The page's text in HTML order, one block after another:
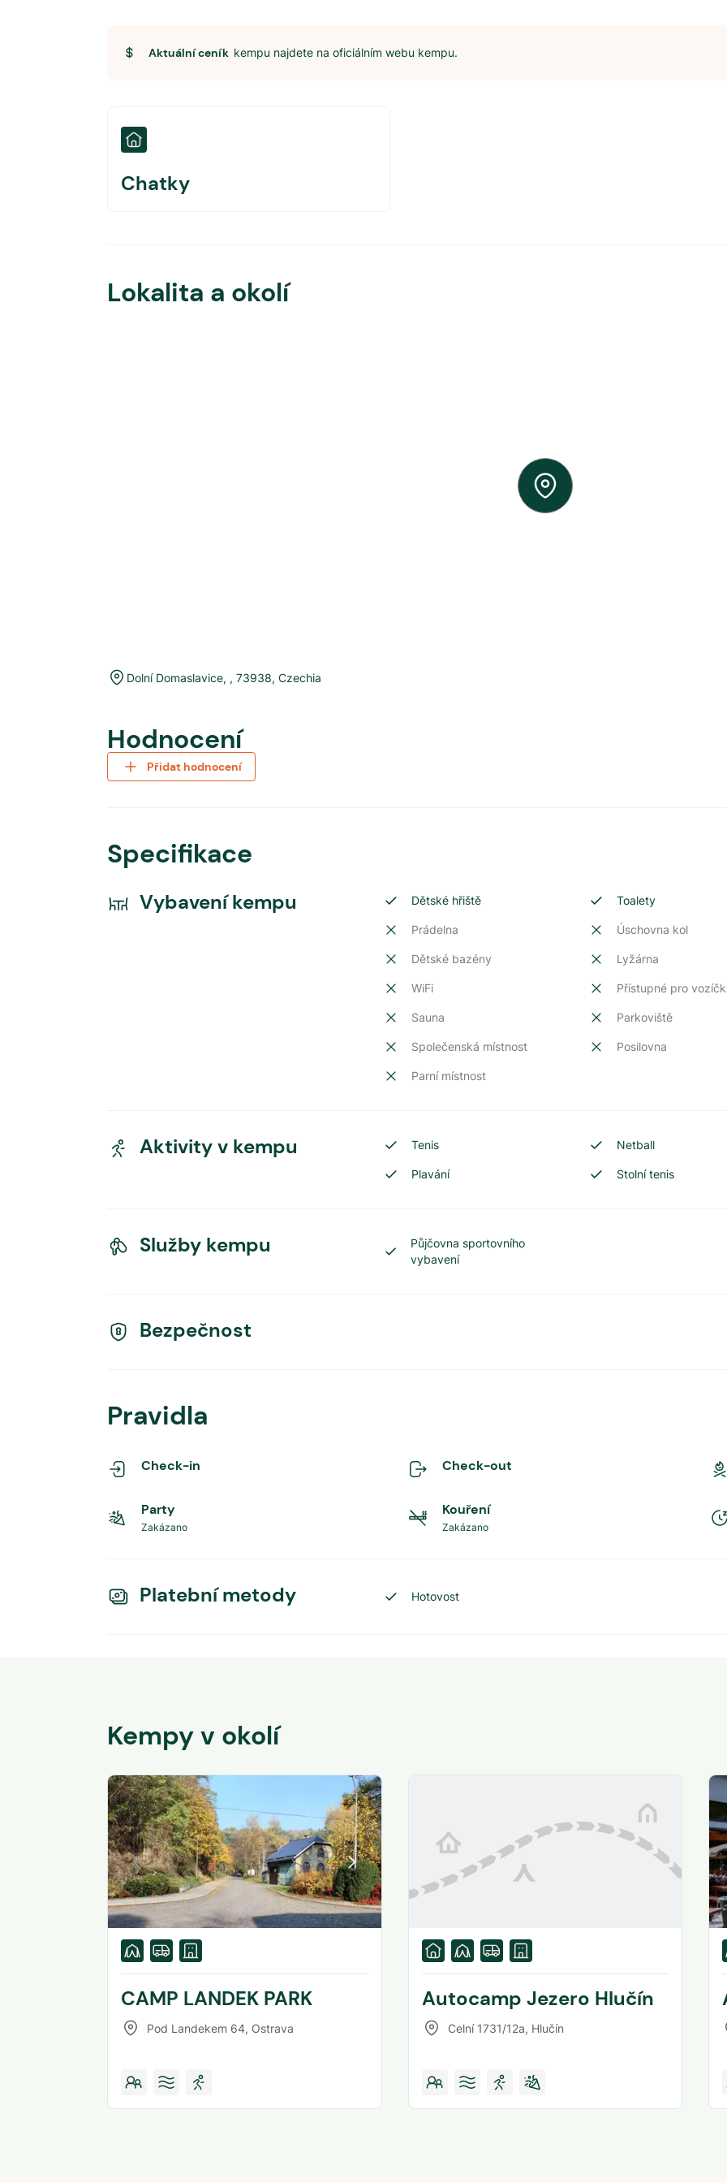
Aktuální ceník kempu najdete na oficiálním webu kempu.
Chatky
Lokalita a okolí
Dolní Domaslavice, , 73938, Czechia
Hodnocení
Přidat hodnocení
Specifikace
Vybavení kempu Dětské hřiště Toalety
Prádelna Úschovna kol
Dětské bazény Lyžárna
WiFi Přístupné pro
Sauna Parkoviště
Společenská místnost Posilovna
Parní místnost
Aktivity v kempu Tenis Netball
Plavání Stolní tenis
Služby kempu
Půjčovna sportovního
vybavení
Bezpečnost
Pravidla
Check-in Check-out
Party
Zakázano
Kouření
Zakázano
Platební metody Hotovost
Kempy v okolí
CAMP LANDEK PARK
Pod Landekem 64, Ostrava
Autocamp Jezero Hlučín
Celní 1731/12a, Hlučín